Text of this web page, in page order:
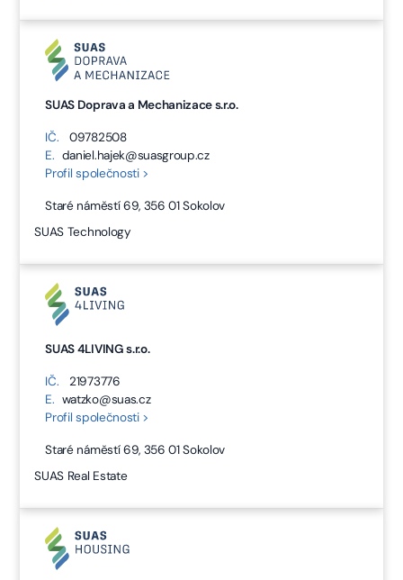
SUAS Doprava a Mechanizace s.r.o.
IČ.
09782508
E. daniel.hajek@suasgroup.cz
Profil společnosti >
Staré náměstí 69, 356 01 Sokolov
SUAS Technology
SUAS 4LIVING s.r.o.
IČ.
21973776
E. watzko@suas.cz
Profil společnosti >
Staré náměstí 69, 356 01 Sokolov
SUAS Real Estate